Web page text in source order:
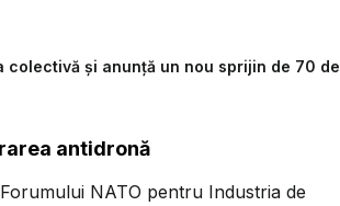
colectivă și anunță un nou sprijin de 70 de
antidronă
NATO pentru Industria de